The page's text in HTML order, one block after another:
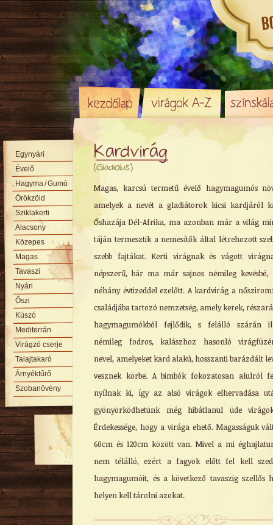
Kardvirág
(Gladiolus)
Magas, karcsú termetű évelő hagymagumós
amelyek a nevét a gladiátorok kicsi kardjáról
Őshazája Dél-Afrika, ma azonban már a világ
táján termesztik a nemesítők által létrehozott
szebb fajtákat. Kerti virágnak és vágott
népszerű, bár ma már sajnos némileg kevésbé,
néhány évtizeddel ezelőtt. A kardvirág a
családjába tartozó nemzetség, amely kerek,
hagymagumókból fejlődik, s felálló szárán
némileg fodros, kalászhoz hasonló
nevel, amelyeket kard alakú, hosszanti barázdált
vesznek körbe. A bimbók fokozatosan alulról
nyílnak ki, így az alsó virágok elhervadása
gyönyörködhetünk még hibátlanul üde
Érdekessége, hogy a virága ehető. Magasságuk
60cm és 120cm között van. Mivel a mi
nem télálló, ezért a fagyok előtt fel kell
hagymagumóit, és a következő tavaszig szellős
helyen kell tárolni azokat.
Egynyári
Évelő
Hagyma/ Gumó
Örökzöld
Sziklakerti
Alacsony
Közepes
Magas
Tavaszi
Nyári
Őszi
Kúszó
Mediterrán
Virágzó cserje
Talajtakaró
Árnyéktűrő
Szobanövény